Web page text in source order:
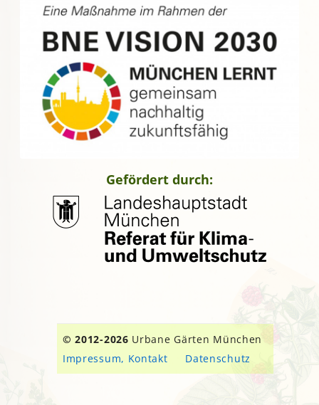
Gefördert durch:
© 2012-2026 Urbane Gärten München
Impressum, Kontakt
Datenschutz